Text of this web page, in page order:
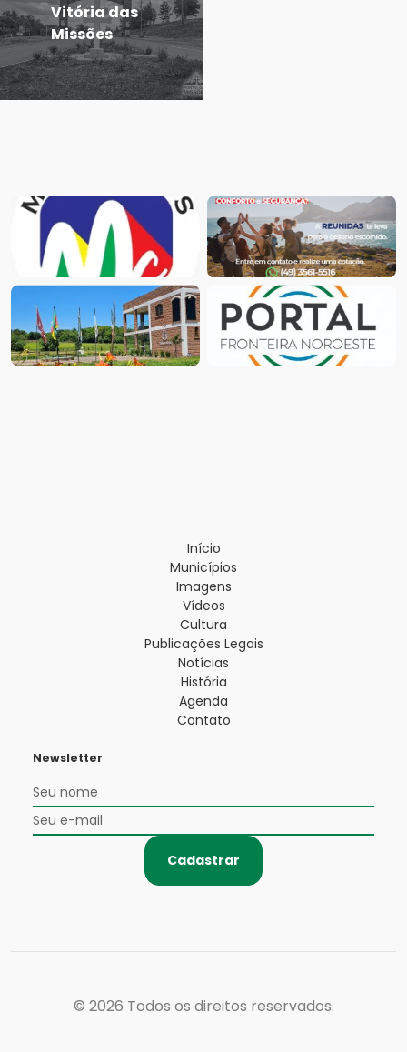
Vitória das
Missões
Início
Municípios
Imagens
Vídeos
Cultura
Publicações Legais
Notícias
História
Agenda
Contato
Newsletter
Cadastrar
© 2026 Todos os direitos reservados.